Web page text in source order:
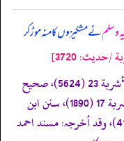
وسلمنے مشکیزوں کا منہ موڑ کر
3720]
«‏‏‏‏صحیح البخاری/الأشربة 23 (5624)، صحیح
مسلم/الأشربة 13 (2023)، سنن الترمذی/الأشربة 17 (1890)، سنن ابن
ماجہ/الأشربة 19 (3418)، (تحفة الأشراف: 4138)، وقد أخرجہ: مسند احمد